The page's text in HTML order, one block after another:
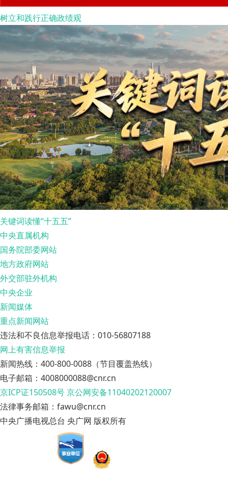
树立和践行正确政绩观
关键词读懂“十五五”
中央直属机构
国务院部委网站
地方政府网站
外交部驻外机构
中央企业
新闻媒体
重点新闻网站
违法和不良信息举报电话：010-56807188
网上有害信息举报
新闻热线：400-800-0088（节目覆盖热线）
电子邮箱：4008000088@cnr.cn
京ICP证150508号京公网安备11040202120007
法律事务邮箱：fawu@cnr.cn
中央广播电视总台 央广网 版权所有